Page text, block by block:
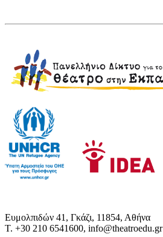
Ευμολπιδών 41, Γκάζι, 11854, Αθήνα
T. +30 210 6541600, info@theatroedu.gr